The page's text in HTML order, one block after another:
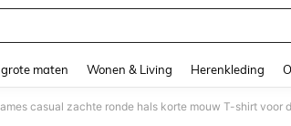
grote maten Wonen & Living Herenkleding